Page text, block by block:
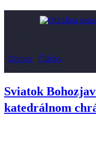
Domov Články
Sviatok
katedrálnom